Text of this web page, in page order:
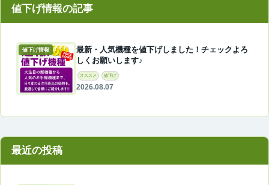
値下げ情報
最新・人気機種を値下げしました！チェックよろ
しくお願いします♪
オススメ 値下げ
2026.08.07
最近の投稿